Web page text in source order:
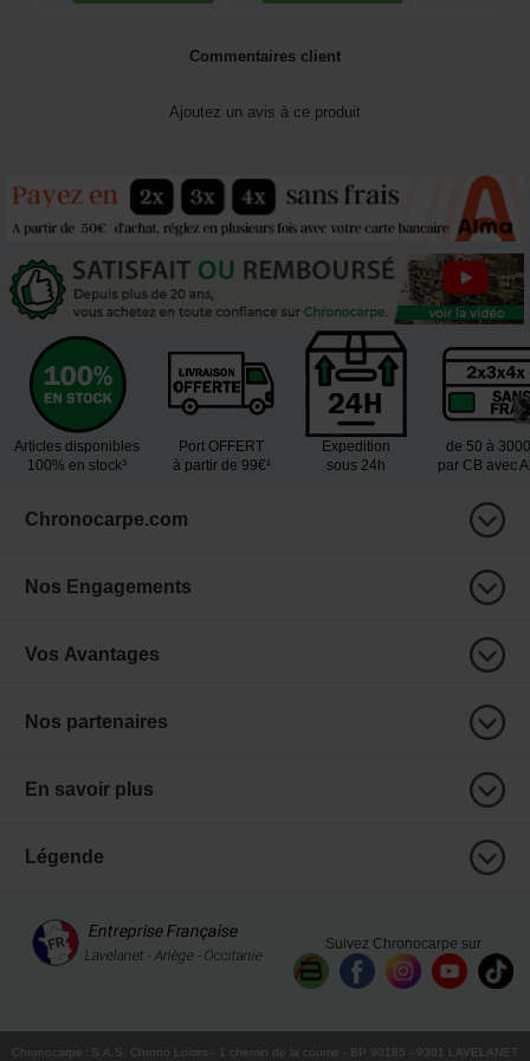
Commentaires client
Ajoutez un avis à ce produit
Articles disponibles
100% en stock³
Port OFFERT
à partir de 99€¹
Expedition
sous 24h
de 50 à
par CB avec
Chronocarpe.com
Nos Engagements
Vos Avantages
Nos partenaires
En savoir plus
Légende
Suivez Chronocarpe sur
Chronocarpe : S.A.S. Chrono Loisirs - 1 chemin de la coume - BP 90185 - 9301 LAVELANET